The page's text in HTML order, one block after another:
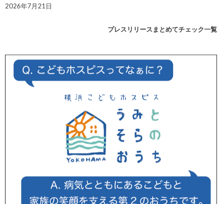
2026年7月21日
プレスリリースまとめてチェック一覧